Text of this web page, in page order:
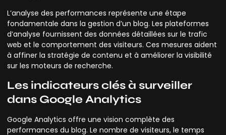
L’analyse des performances représente une étape
fondamentale dans la gestion d’un blog. Les plateformes
d’analyse fournissent des données détaillées sur le trafic
web et le comportement des visiteurs. Ces mesures aident
à affiner la stratégie de contenu et à améliorer la visibilité
sur les moteurs de recherche.
Les indicateurs clés à surveiller
dans Google Analytics
Google Analytics offre une vision complète des
performances du blog. Le nombre de visiteurs, le temps